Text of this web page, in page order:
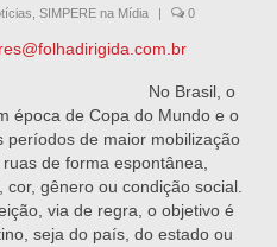
SIMPERE na Mídia | 0
No Brasil, o
época de Copa do Mundo e o
períodos de maior mobilização
de forma espontânea,
gênero ou condição social.
via de regra, o objetivo é
seja do país, do estado ou